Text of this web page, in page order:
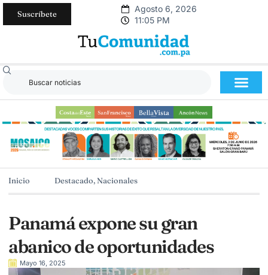
Suscríbete
Agosto 6, 2026
11:05 PM
Inicio Destacado,Nacionales
Panamá expone su gran
abanico de oportunidades
Mayo 16, 2025